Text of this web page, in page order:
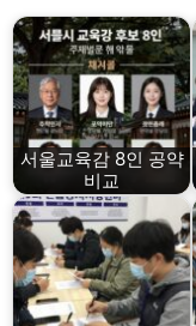
서울교육감 8인 공약
비교